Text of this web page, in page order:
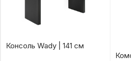
Консоль Wady | 141 см